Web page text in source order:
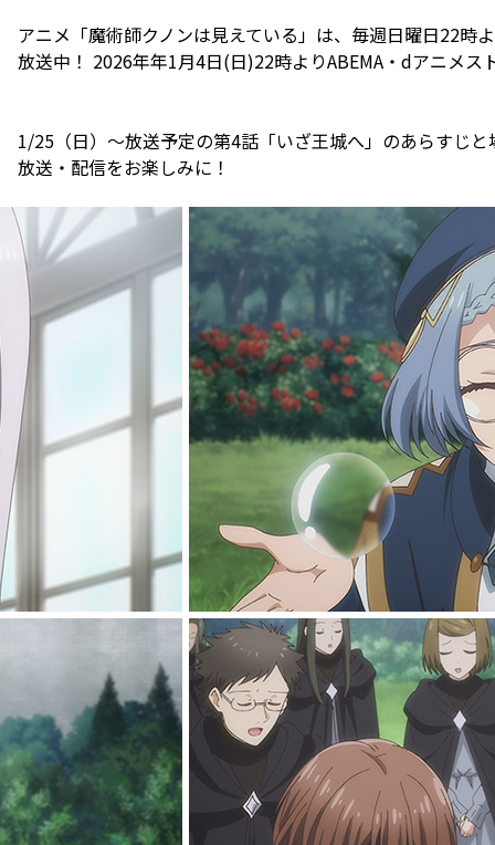
アニメ 「魔術師クノンは見えている」は、 毎週日曜日22時
放送中！ 2026年年1月4日(日)22時よりABEMA・dアニメス
1/25（日）～放送予定の第4話「いざ王城へ」のあらすじ
放送・配信をお楽しみに！